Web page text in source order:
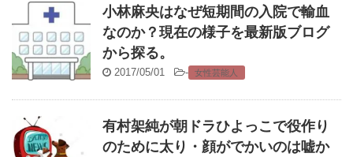
小林麻央はなぜ短期間の入院で輸血
なのか？現在の様子を最新版ブログ
から探る。
2017/05/01 - 女性芸能人
有村架純が朝ドラひよっこで役作り
のために太り・顔がでかいのは嘘か